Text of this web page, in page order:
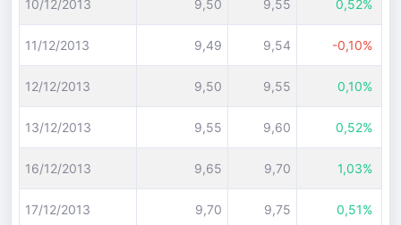
10/12/2013 9,50 9,55 0,52%
11/12/2013 9,49 9,54 -0,10%
12/12/2013 9,50 9,55 0,10%
13/12/2013 9,55 9,60 0,52%
16/12/2013 9,65 9,70 1,03%
17/12/2013 9,70 9,75 0,51%